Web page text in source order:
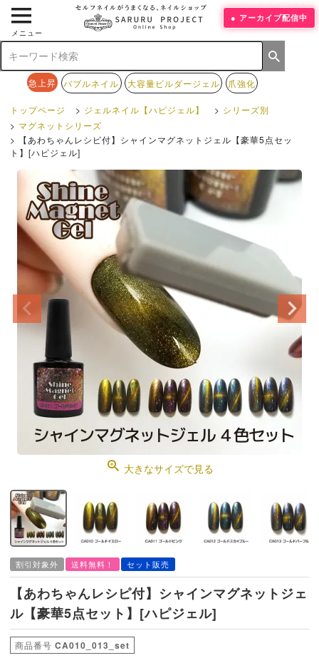
メニュー
急上昇 バブルネイル 大容量ビルダージェル 爪強化
アーカイブ配信中
トップページ ジェルネイル【ハピジェル】
シリーズ別
マグネットシリーズ
【あわちゃんレシピ付】シャインマグネットジェル【豪華5点セッ
ト】[ハピジェル]
大きなサイズで見る
割引対象外 送料無料！ セット販売
【あわちゃんレシピ付】シャインマグネットジェ
ル【豪華5点セット】[ハピジェル]
商品番号 CA010_013_set